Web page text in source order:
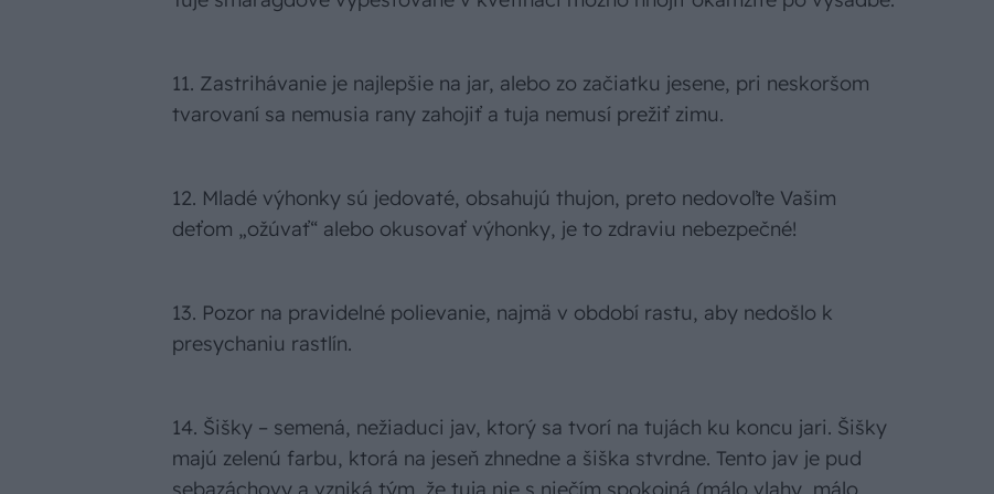
11. Zastrihávanie je najlepšie na jar, alebo zo začiatku jesene, pri neskoršom
tvarovaní sa nemusia rany zahojiť a tuja nemusí prežiť zimu.
12. Mladé výhonky sú jedovaté, obsahujú thujon, preto nedovoľte Vašim
deťom „ožúvať“ alebo okusovať výhonky, je to zdraviu nebezpečné!
13. Pozor na pravidelné polievanie, najmä v období rastu, aby nedošlo k
presychaniu rastlín.
14. Šišky – semená, nežiaduci jav, ktorý sa tvorí na tujách ku koncu jari. Šišky
majú zelenú farbu, ktorá na jeseň zhnedne a šiška stvrdne. Tento jav je pud